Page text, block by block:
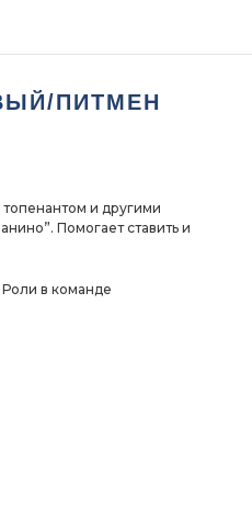
ПИТМЕН
и другими
Помогает ставить и
в команде